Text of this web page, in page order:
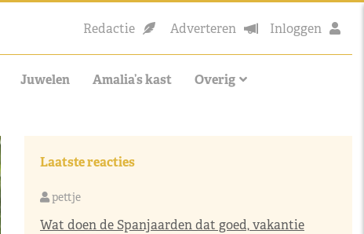
Redactie Adverteren Inloggen
Juwelen Amalia’s kast Overig
Laatste reacties
pettje
Wat doen de Spanjaarden dat goed, vakantie